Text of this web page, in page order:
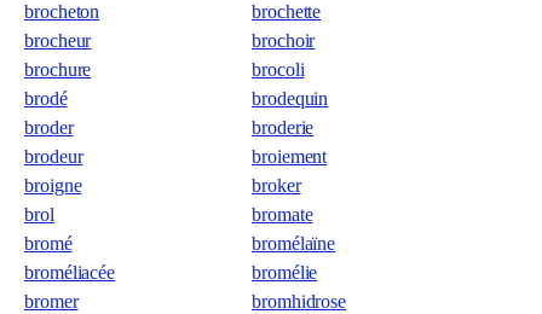
brocheton
brochette
brocheur
brochoir
brochure
brocoli
brodé
brodequin
broder
broderie
brodeur
broiement
broigne
broker
brol
bromate
bromé
bromélaïne
broméliacée
bromélie
bromer
bromhidrose